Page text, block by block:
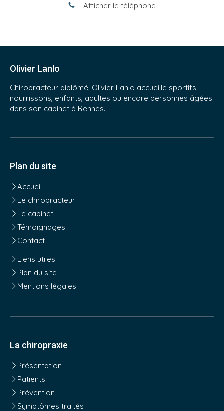
Afficher le téléphone
Olivier Lanlo
Chiropracteur diplômé, Olivier Lanlo accueille sportifs,
nourrissons, enfants, adultes ou encore personnes âgées
dans son cabinet à Rennes.
Plan du site
Accueil
Le chiropracteur
Le cabinet
Témoignages
Contact
Liens utiles
Plan du site
Mentions légales
La chiropraxie
Présentation
Patients
Prévention
Symptômes traités